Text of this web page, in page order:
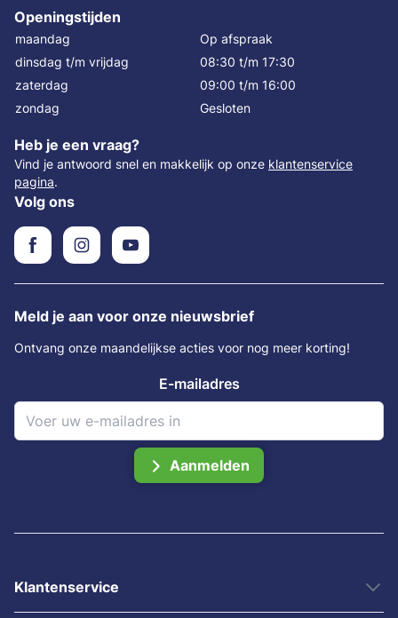
Openingstijden
maandag
Op afspraak
dinsdag t/m vrijdag
08:30 t/m 17:30
zaterdag
09:00 t/m 16:00
zondag
Gesloten
Heb je een vraag?
Vind je antwoord snel en makkelijk op onze klantenservice
pagina.
Volg ons
Meld je aan voor onze nieuwsbrief
Ontvang onze maandelijkse acties voor nog meer korting!
E-mailadres
Aanmelden
Klantenservice